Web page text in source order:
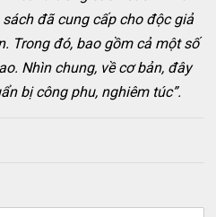
đã cung cấp cho độc giả
Trong đó, bao gồm cả một số
Nhìn chung, về cơ bản, đây
bị công phu, nghiêm túc”.